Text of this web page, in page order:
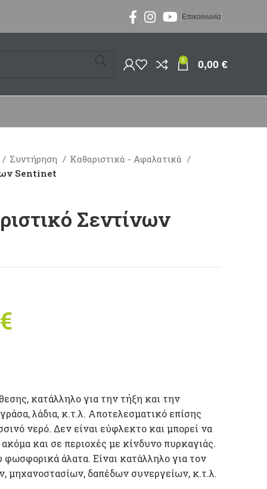
Επικοινωνία
0 0,00 €
Συντήρηση
Καθαριστικά - Αφαλατικά
Sentinet
Σεντίνων
price was:
€
κατάλληλο για την τήξη και την
λάδια, κ.τ.λ. Αποτελεσματικό επίσης
νερό. Δεν είναι εύφλεκτο και μπορεί να
και σε περιοχές με κίνδυνο πυρκαγιάς.
φωσφορικά άλατα. Είναι κατάλληλο για τον
μηχανοστασίων, δαπέδων συνεργείων, κ.τ.λ.